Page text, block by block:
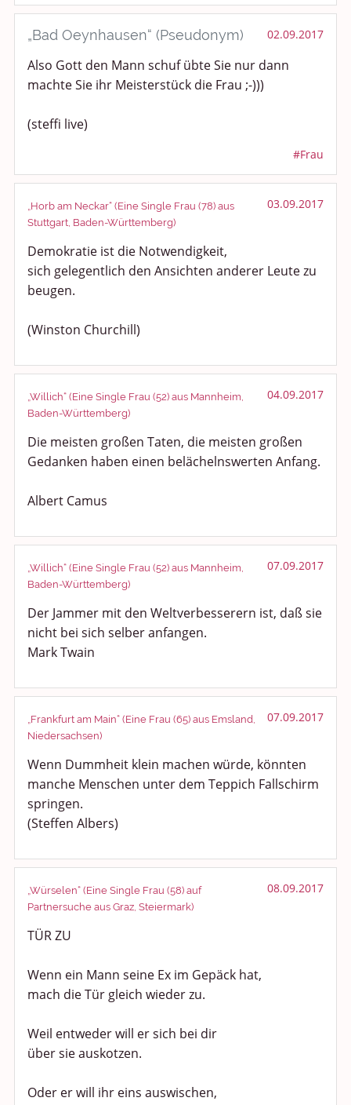
„Bad Oeynhausen“ (Pseudonym) 02.09.2017
Also Gott den Mann schuf übte Sie nur dann
machte Sie ihr Meisterstück die Frau ;-)))
(steffi live)
#Frau
„Horb am Neckar“ (Eine Single Frau (78) aus
Stuttgart, Baden-Württemberg)
03.09.2017
Demokratie ist die Notwendigkeit,
sich gelegentlich den Ansichten anderer Leute zu
beugen.
(Winston Churchill)
„Willich“ (Eine Single Frau (52) aus Mannheim,
Baden-Württemberg)
04.09.2017
Die meisten großen Taten, die meisten großen
Gedanken haben einen belächelnswerten Anfang.
Albert Camus
„Willich“ (Eine Single Frau (52) aus Mannheim,
Baden-Württemberg)
07.09.2017
Der Jammer mit den Weltverbesserern ist, daß sie
nicht bei sich selber anfangen.
Mark Twain
„Frankfurt am Main“ (Eine Frau (65) aus Emsland,
Niedersachsen)
07.09.2017
Wenn Dummheit klein machen würde, könnten
manche Menschen unter dem Teppich Fallschirm
springen.
(Steffen Albers)
„Würselen“ (Eine Single Frau (58) auf
Partnersuche aus Graz, Steiermark)
08.09.2017
TÜR ZU
Wenn ein Mann seine Ex im Gepäck hat,
mach die Tür gleich wieder zu.
Weil entweder will er sich bei dir
über sie auskotzen.
Oder er will ihr eins auswischen,